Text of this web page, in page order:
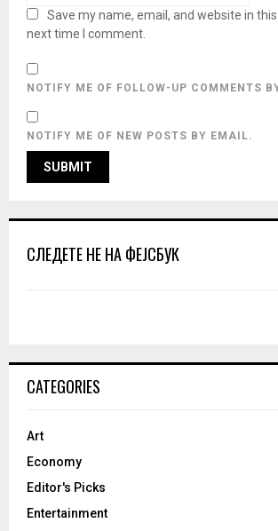
Save my name, email, and website in
next time I comment.
NOTIFY ME OF FOLLOW-UP COMMENTS
NOTIFY ME OF NEW POSTS BY EMAIL.
СЛЕДЕТЕ НЕ НА ФЕЈСБУК
CATEGORIES
Art
Economy
Editor's Picks
Entertainment